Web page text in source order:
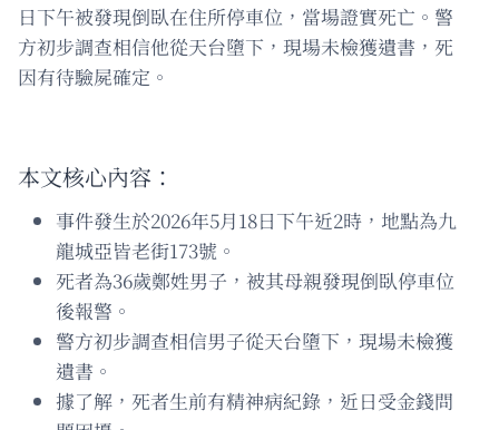
日下午被發現倒臥在住所停車位，當場證實死亡。警
方初步調查相信他從天台墮下，現場未檢獲遺書，死
因有待驗屍確定。
本文核心內容：
事件發生於2026年5月18日下午近2時，地點為九
龍城亞皆老街173號。
死者為36歲鄭姓男子，被其母親發現倒臥停車位
後報警。
警方初步調查相信男子從天台墮下，現場未檢獲
遺書。
據了解，死者生前有精神病紀錄，近日受金錢問